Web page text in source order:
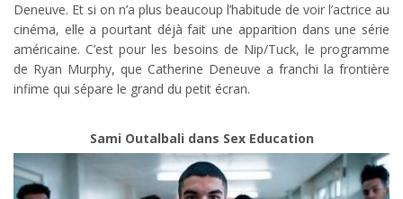
Deneuve. Et si on n’a plus beaucoup l’habitude de voir l’actrice au
cinéma, elle a pourtant déjà fait une apparition dans une série
américaine. C’est pour les besoins de Nip/Tuck, le programme
de Ryan Murphy, que Catherine Deneuve a franchi la frontière
infime qui sépare le grand du petit écran.
Sami Outalbali dans Sex Education